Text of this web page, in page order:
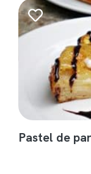
Pastel de